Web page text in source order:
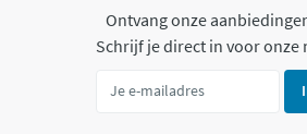
Ontvang onze
Schrijf je direct in voor onze